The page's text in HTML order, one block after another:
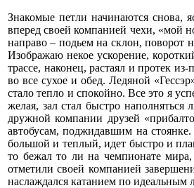
Знакомые петли начинаются снова,
вперед своей компанией чехи, «мой
направо – подьем на склон, поворот
Изображаю некое ускорение,
трассе, наконец, растаял и протек
во все сухое и обед. Ледяной
стало тепло и спокойно. Все это я
желая, зал стал быстро
дружной компании друзей
автобусам, поджидавшим на
большой и теплый, идет быстро и
то бежал то ли на чемпионате
отметили своей компанией
наслаждался катанием по идеальным